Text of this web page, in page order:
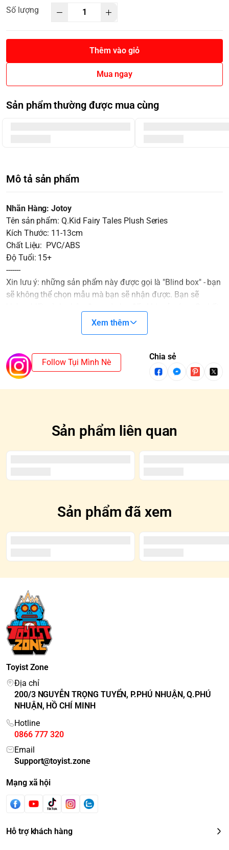
Số lượng
Thêm vào giỏ
Mua ngay
Sản phẩm thường được mua cùng
Mô tả sản phẩm
Nhãn Hàng: Jotoy
Tên sản phẩm: Q.Kid Fairy Tales Plush Series
Kích Thước: 11-13cm
Chất Liệu: PVC/ABS
Độ Tuổi: 15+
-------
Xin lưu ý: những sản phẩm này được gọi là "Blind box" - bạn
sẽ không thể chọn mẫu mà bạn sẽ nhận được. Bạn sẽ
ngờ sẽ là một gia vị không thể thiếu cho cuộc chơi thêm thú
trường hợp mua cả SET và xuất hiện SECRET/CHASER thì
sẽ mất một mẫu cơ bản.
*SECRET/CHASER: Là những mẫu hiếm gặp và thường
Xem thêm
Follow Tụi Mình Nè
Chia sẻ
Sản phẩm liên quan
Sản phẩm đã xem
Toyist Zone
Địa chỉ
200/3 NGUYỄN TRỌNG TUYỂN, P.PHÚ NHUẬN, Q.PHÚ
NHUẬN, HỒ CHÍ MINH
Hotline
0866 777 320
Email
Support@toyist.zone
Mạng xã hội
Hỗ trợ khách hàng